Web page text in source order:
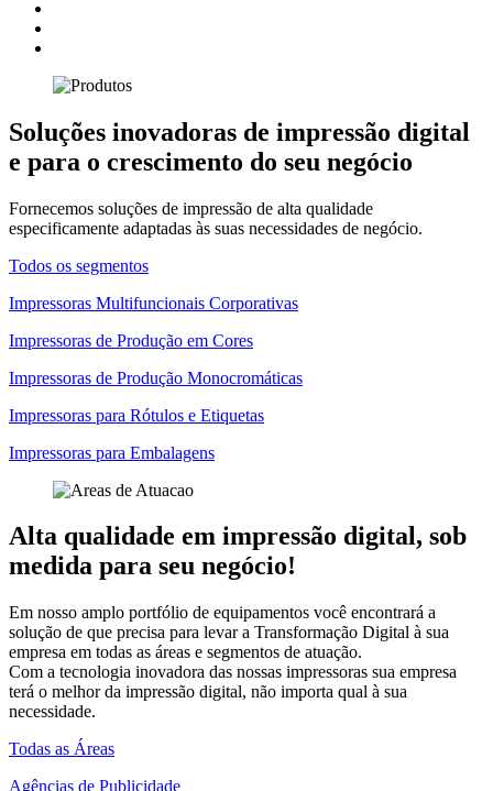
Soluções inovadoras de impressão digital
e para o crescimento do seu negócio
Fornecemos soluções de impressão de alta qualidade
especificamente adaptadas às suas necessidades de negócio.
Todos os segmentos
Impressoras Multifuncionais Corporativas
Impressoras de Produção em Cores
Impressoras de Produção Monocromáticas
Impressoras para Rótulos e Etiquetas
Impressoras para Embalagens
Alta qualidade em impressão digital, sob
medida para seu negócio!
Em nosso amplo portfólio de equipamentos você encontrará a
solução de que precisa para levar a Transformação Digital à sua
empresa em todas as áreas e segmentos de atuação.
Com a tecnologia inovadora das nossas impressoras sua empresa
terá o melhor da impressão digital, não importa qual à sua
necessidade.
Todas as Áreas
Agências de Publicidade